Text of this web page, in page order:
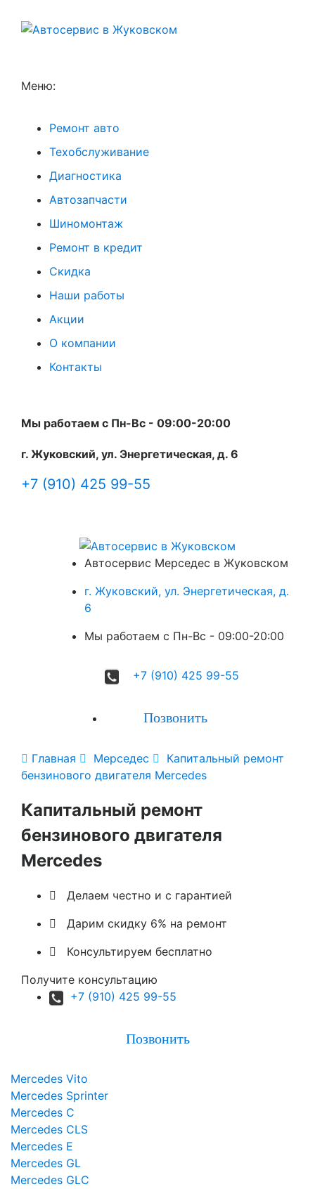
Меню:
Ремонт авто
Техобслуживание
Диагностика
Автозапчасти
Шиномонтаж
Ремонт в кредит
Скидка
Наши работы
Акции
О компании
Контакты
Мы работаем с Пн-Вc - 09:00-20:00
г. Жуковский, ул. Энергетическая, д. 6
+7 (910) 425 99-55
Автосервис Мерседес в Жуковском
г. Жуковский, ул. Энергетическая, д.
6
Мы работаем с Пн-Вc - 09:00-20:00
+7 (910) 425 99-55
Позвонить
 Главная  Мерседес 
Капитальный ремонт
бензинового двигателя Mercedes
Капитальный ремонт
бензинового двигателя
Mercedes
 Делаем честно и с гарантией
 Дарим скидку 6% на ремонт
 Консультируем бесплатно
Получите консультацию
+7 (910) 425 99-55
Позвонить
Mercedes Vito
Mercedes Sprinter
Mercedes C
Mercedes CLS
Mercedes E
Mercedes GL
Mercedes GLC